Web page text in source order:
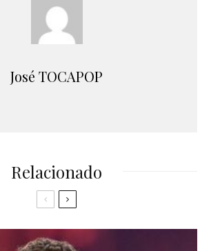
José TOCAPOP
Relacionado